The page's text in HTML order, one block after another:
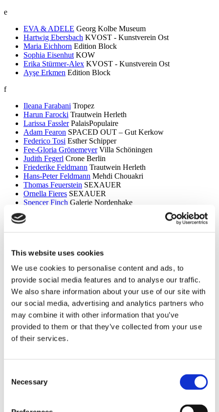
This website uses cookies
We use cookies to personalise content and ads, to
provide social media features and to analyse our traffic.
We also share information about your use of our site with
our social media, advertising and analytics partners who
may combine it with other information that you’ve
provided to them or that they’ve collected from your use
of their services.
Selection
Necessary
e
EVA & ADELE Georg Kolbe Museum
Hartwig Ebersbach KVOST - Kunstverein Ost
Maria Eichhorn Edition Block
Sophia Eisenhut KOW
Erika Stürmer-Alex KVOST - Kunstverein Ost
Ayşe Erkmen Edition Block
f
Ileana Farabani Tropez
Harun Farocki Trautwein Herleth
Larissa Fassler PalaisPopulaire
Adam Fearon SPACED OUT – Gut Kerkow
Federico Tosi Esther Schipper
Fee-Gloria Grönemeyer Villa Schöningen
Judith Fegerl Crone Berlin
Friederike Feldmann Trautwein Herleth
Hans-Peter Feldmann Mehdi Chouakri
Thomas Feuerstein SEXAUER
Ornella Fieres SEXAUER
Spencer Finch Galerie Nordenhake
Itchi Fleischer
Esther Forse Villa Schöningen
Friedrich Thieme
Villa Schöningen
Asana Fujikawa Galerie Friese
Paul Fägerskiöld Galerie Nordenhake
Wieland Förster Schloss Biesdorf
Meschac Gaba PalaisPopulaire
Ellen Gallagher
PalaisPopulaire
Isa Genzken Wehrmuehle Biesenthal
Fabian Ginsberg